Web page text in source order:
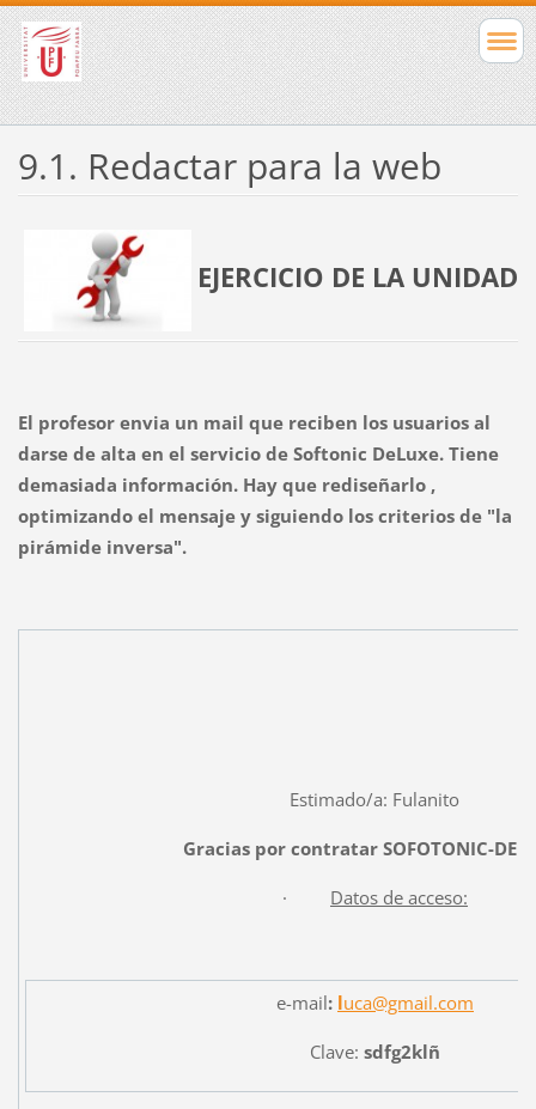
9.1. Redactar para la web
EJERCICIO DE LA UNIDAD
El profesor envia un mail que reciben los usuarios al
darse de alta en el servicio de Softonic DeLuxe. Tiene
demasiada información. Hay que rediseñarlo ,
optimizando el mensaje y siguiendo los criterios de "la
pirámide inversa".
Estimado/a: Fulanito
Gracias por contratar SOFOTONIC-
· Datos de acceso:
e-mail: luca@gmail.com
Clave: sdfg2klñ